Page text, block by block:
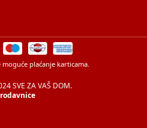
plaćanje karticama.
SVE ZA VAŠ DOM.